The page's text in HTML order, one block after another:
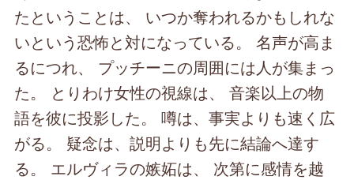
たということは、 いつか奪われるかもしれな
いという恐怖と対になっている。 名声が高ま
るにつれ、 プッチーニの周囲には人が集まっ
た。 とりわけ女性の視線は、 音楽以上の物
語を彼に投影した。 噂は、事実よりも速く広
がる。 疑念は、説明よりも先に結論へ達す
る。 エルヴィラの嫉妬は、 次第に感情を越